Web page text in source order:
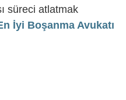
süreci atlatmak
İyi Boşanma Avukatı